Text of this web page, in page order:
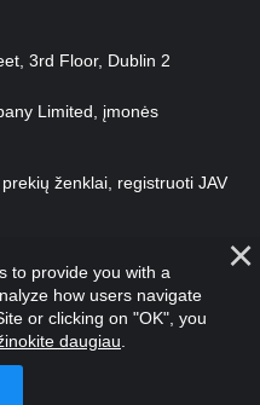
3rd Floor, Dublin 2
Limited, įmonės
prekių ženklai, registruoti JAV
to provide you with a
how users navigate
or clicking on "OK", you
daugiau